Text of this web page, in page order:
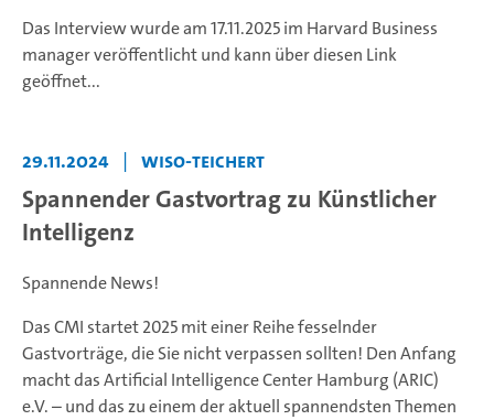
Das Interview wurde am 17.11.2025 im Harvard Business
manager veröffentlicht und kann über diesen Link
geöffnet...
29.11.2024 | WiSO-Teichert
Spannender Gastvortrag zu Künstlicher
Intelligenz
Spannende News!
Das CMI startet 2025 mit einer Reihe fesselnder
Gastvorträge, die Sie nicht verpassen sollten! Den Anfang
macht das Artificial Intelligence Center Hamburg (ARIC)
e.V. – und das zu einem der aktuell spannendsten Themen